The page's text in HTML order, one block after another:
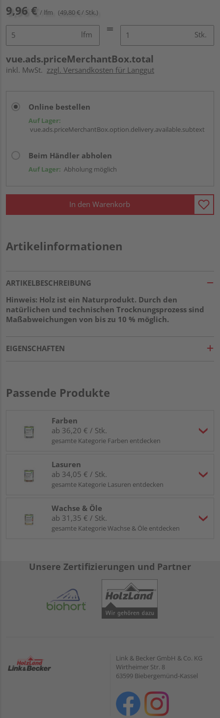
9,96 € / lfm (49,80 € / Stk.)
lfm Stk.
vue.ads.priceMerchantBox.total
inkl. MwSt. zzgl. Versandkosten für Langgut
Online bestellen
Auf Lager:
vue.ads.priceMerchantBox.option.delivery.available.subtext
Beim Händler abholen
Auf Lager: Abholung möglich
In den Warenkorb
Artikelinformationen
ARTIKELBESCHREIBUNG
Hinweis: Holz ist ein Naturprodukt. Durch den
natürlichen und technischen Trocknungsprozess sind
Maßabweichungen von bis zu 10 % möglich.
EIGENSCHAFTEN
Passende Produkte
Farben
ab 36,20 € / Stk.
gesamte Kategorie Farben entdecken
Lasuren
ab 34,05 € / Stk.
gesamte Kategorie Lasuren entdecken
Wachse & Öle
ab 31,35 € / Stk.
gesamte Kategorie Wachse & Öle entdecken
Unsere Zertifizierungen und Partner
Link & Becker GmbH & Co. KG
Wirtheimer Str. 8
63599 Biebergemünd-Kassel